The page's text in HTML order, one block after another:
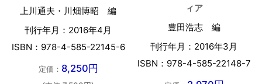
上川通夫・川畑博昭 編
刊行年月：2016年4月
ISBN：978-4-585-22145-6
定価： 8,250円
ィア
豊田浩志 編
刊行年月：2016年3月
ISBN：978-4-585-22148-7